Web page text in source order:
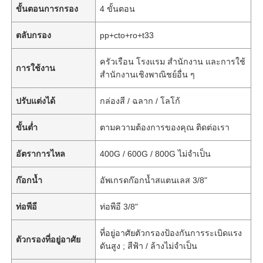
ขั้นตอนการกรอง 4 ขั้นตอน
ตลับกรอง pp+cto+ro+t33
การใช้งาน
ครัวเรือน โรงแรม สำนักงาน และการใช้
สำนักงานเชิงพาณิชย์อื่น ๆ
ปรับแต่งได้ กล่องสี / ฉลาก / โลโก้
ขั้นต่ำ ตามความต้องการของคุณ ติดต่อเรา
อัตราการไหล 400G / 600G / 800G ไม่จำเป็น
ก๊อกน้ำ อัพเกรดก๊อกน้ำสแตนเลส 3/8"
ท่อพีอี ท่อพีอี 3/8"
ตัวกรองที่อยู่อาศัย
ที่อยู่อาศัยตัวกรองป้องกันการระเบิดแรง
ดันสูง ; สีฟ้า / ล้างไม่จำเป็น